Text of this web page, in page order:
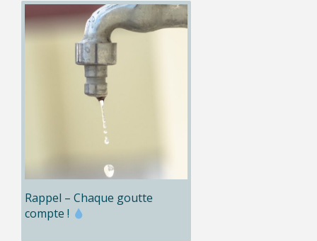
Rappel – Chaque goutte
compte !